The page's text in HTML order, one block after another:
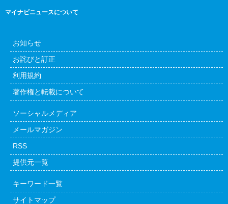
マイナビニュースについて
お知らせ
お詫びと訂正
利用規約
著作権と転載について
ソーシャルメディア
メールマガジン
RSS
提供元一覧
キーワード一覧
サイトマップ